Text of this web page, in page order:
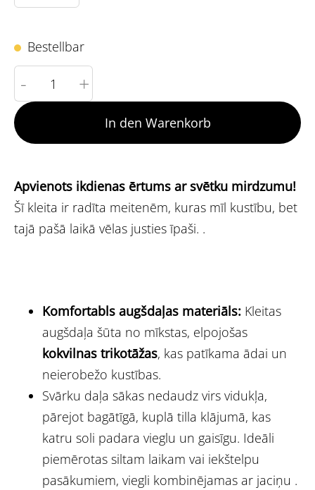
Bestellbar
- +
In den Warenkorb
Apvienots ikdienas ērtums ar svētku mirdzumu!
Šī kleita ir radīta meitenēm, kuras mīl kustību, bet
tajā pašā laikā vēlas justies īpaši. .
Komfortabls augšdaļas materiāls: Kleitas
augšdaļa šūta no mīkstas, elpojošas
kokvilnas trikotāžas, kas patīkama ādai un
neierobežo kustības.
Svārku daļa sākas nedaudz virs vidukļa,
pārejot bagātīgā, kuplā tilla klājumā, kas
katru soli padara vieglu un gaisīgu. Ideāli
piemērotas siltam laikam vai iekštelpu
pasākumiem, viegli kombinējamas ar jaciņu .